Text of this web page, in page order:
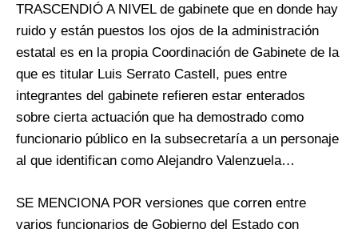
TRASCENDIÓ A NIVEL de gabinete que en donde hay
ruido y están puestos los ojos de la administración
estatal es en la propia Coordinación de Gabinete de la
que es titular Luis Serrato Castell, pues entre
integrantes del gabinete refieren estar enterados
sobre cierta actuación que ha demostrado como
funcionario público en la subsecretaría a un personaje
al que identifican como Alejandro Valenzuela…
SE MENCIONA POR versiones que corren entre
varios funcionarios de Gobierno del Estado con